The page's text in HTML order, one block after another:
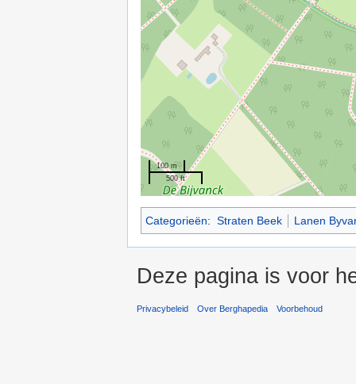
100 m
500 ft
Categorieën: Straten Beek Lanen
Deze pagina is voor
Privacybeleid Over Berghapedia Voorbehoud